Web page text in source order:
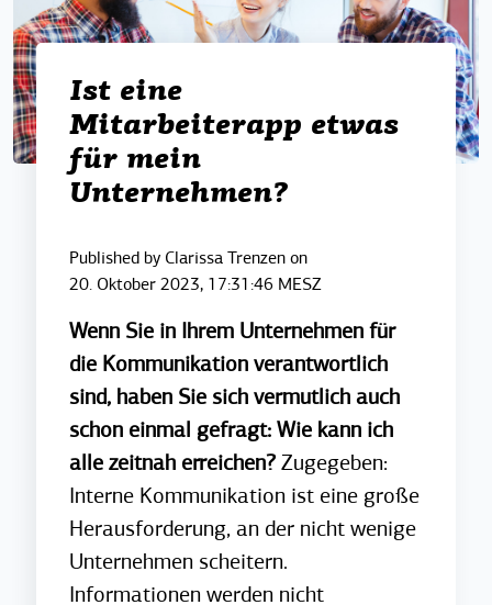
Ist eine
Mitarbeiterapp etwas
für mein
Unternehmen?
Published by Clarissa Trenzenon
20. Oktober 2023, 17:31:46 MESZ
Wenn Sie in Ihrem Unternehmen für
die Kommunikation verantwortlich
sind, haben Sie sich vermutlich auch
schon einmal gefragt: Wie kann ich
alle zeitnah erreichen?Zugegeben:
Interne Kommunikation ist eine große
Herausforderung, an der nicht wenige
Unternehmen scheitern.
Informationen werden nicht